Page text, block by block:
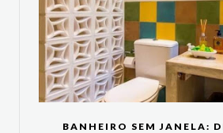
BANHEIRO SEM JANELA: